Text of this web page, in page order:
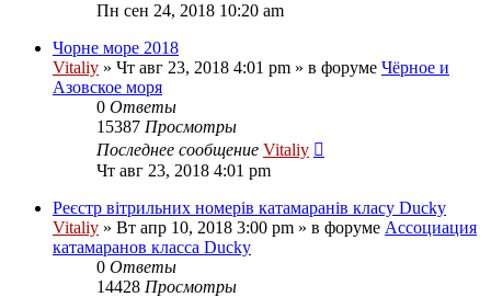
Пн сен 24, 2018 10:20 am
Чорне море 2018
Vitaliy » Чт авг 23, 2018 4:01 pm » в форуме Чёрное и
Азовское моря
0 Ответы
15387 Просмотры
Последнее сообщение Vitaliy
Чт авг 23, 2018 4:01 pm
Реєстр вітрильних номерів катамаранів класу Ducky
Vitaliy » Вт апр 10, 2018 3:00 pm » в форуме Ассоциация
катамаранов класса Ducky
0 Ответы
14428 Просмотры